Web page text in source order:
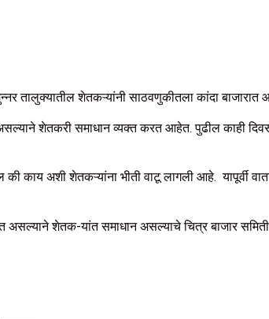
तालुक्यातील शेतकऱ्यांनी साठवणुकीतला कांदा
शेतकरी समाधान व्यक्त करत आहेत. पुढील काही
काय अशी शेतकऱ्यांना भीती वाटू लागली आहे. यापूर्वी
असल्याने शेतक-यांत समाधान असल्याचे चित्र बाजार